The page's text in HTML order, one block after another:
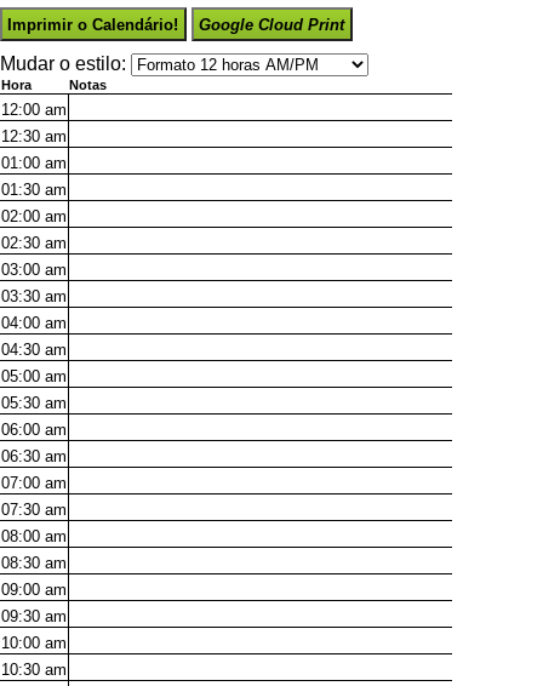
Imprimir o Calendário! Google Cloud Print
Mudar o estilo:
Hora Notas
12:00 am
12:30 am
01:00 am
01:30 am
02:00 am
02:30 am
03:00 am
03:30 am
04:00 am
04:30 am
05:00 am
05:30 am
06:00 am
06:30 am
07:00 am
07:30 am
08:00 am
08:30 am
09:00 am
09:30 am
10:00 am
10:30 am